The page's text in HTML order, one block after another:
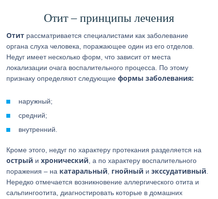
Отит – принципы лечения
Отит рассматривается специалистами как заболевание
органа слуха человека, поражающее один из его отделов.
Недуг имеет несколько форм, что зависит от места
локализации очага воспалительного процесса. По этому
признаку определяют следующиеформы заболевания:
наружный;
средний;
внутренний.
Кроме этого, недуг по характеру протекания разделяется на
острый ихронический , а по характеру воспалительного
поражения – на катаральный гнойный иэкссудативный
Нередко отмечается возникновение аллергического отита и
сальпингоотита, диагностировать которые в домашних